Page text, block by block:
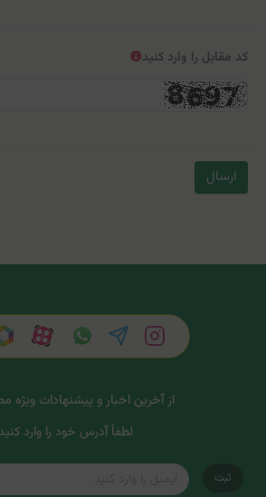
کد مقابل را وارد کنید
ارسال
از آخرین اخبار و پیشنهادات ویژه
لطفاً آدرس خود را وارد
ثبت